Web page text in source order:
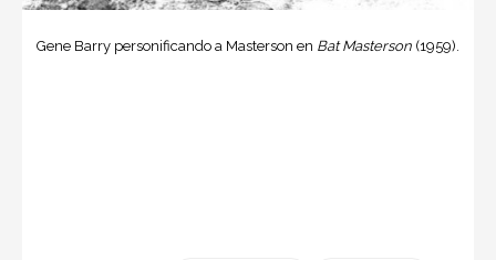
Gene Barry personificando a Masterson en Bat Masterson (1959).